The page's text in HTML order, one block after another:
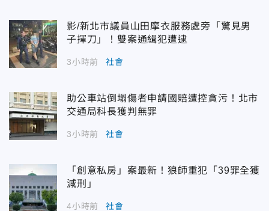
影/新北市議員山田摩衣服務處旁「驚見男
子揮刀」！雙案通緝犯遭逮
3小時前 社會
助公車站倒塌傷者申請國賠遭控貪污！北市
交通局科長獲判無罪
3小時前 社會
「創意私房」案最新！狼師重犯「39罪全獲
減刑」
4小時前 社會